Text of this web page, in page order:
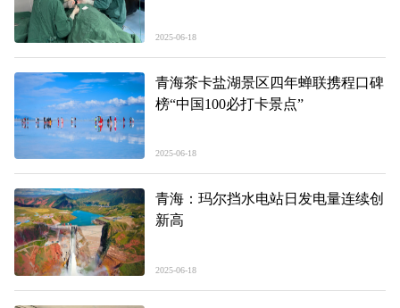
2025-06-18
青海茶卡盐湖景区四年蝉联携程口碑
榜“中国100必打卡景点”
2025-06-18
青海：玛尔挡水电站日发电量连续创
新高
2025-06-18